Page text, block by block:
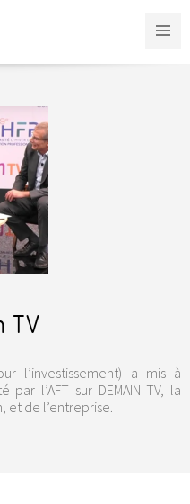
TV
l’investissement) a mis à
l’AFT sur DEMAIN TV, la
et de l’entreprise.